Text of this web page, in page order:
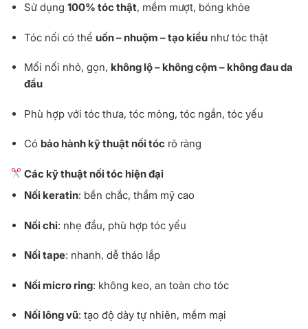
Sử dụng 100% tóc thật, mềm mượt, bóng khỏe
Tóc nối có thể uốn – nhuộm – tạo kiểunhư tóc thật
Mối nối nhỏ, gọn, không lộ – không cộm – không đau da
đầu
Phù hợp với tóc thưa, tóc mỏng, tóc ngắn, tóc yếu
Có bảo hành kỹ thuật nối tóc rõ ràng
Các kỹ thuật nối tóc hiện đại
Nối keratin: bền chắc, thẩm mỹ cao
Nối chỉ: nhẹ đầu, phù hợp tóc yếu
Nối tape: nhanh, dễ tháo lắp
Nối micro ring: không keo, an toàn cho tóc
Nối lông vũ: tạo độ dày tự nhiên, mềm mại